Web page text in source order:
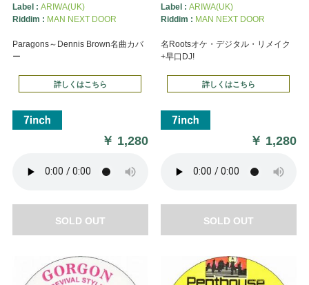
Label : ARIWA(UK)
Riddim : MAN NEXT DOOR
Paragons～Dennis Brown名曲カバ
ー
詳しくはこちら
￥ 1,280
SOLD OUT
Label : ARIWA(UK)
Riddim : MAN NEXT DOOR
名Rootsオケ・デジタル・リメイク
+早口DJ!
詳しくはこちら
￥ 1,280
SOLD OUT